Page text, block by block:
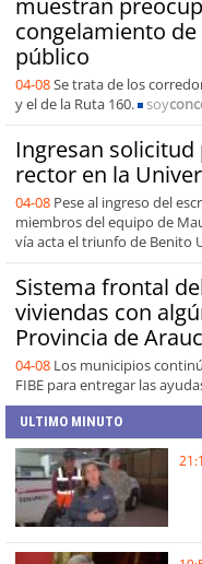
muestran
congelamiento
público
04-08Se trata de los
y el de la Ruta 160.
soy
Ingresan
rector en la
04-08 Pese al ingreso del
miembros del equipo de
vía acta el triunfo de Benito
Sistema frontal
viviendas con
Provincia de
04-08 Los municipios
FIBE para entregar las
ULTIMO MINUTO